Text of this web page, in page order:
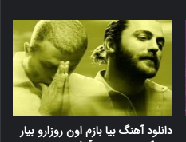
دانلود آهنگ بیا بازم اون روزارو بیار